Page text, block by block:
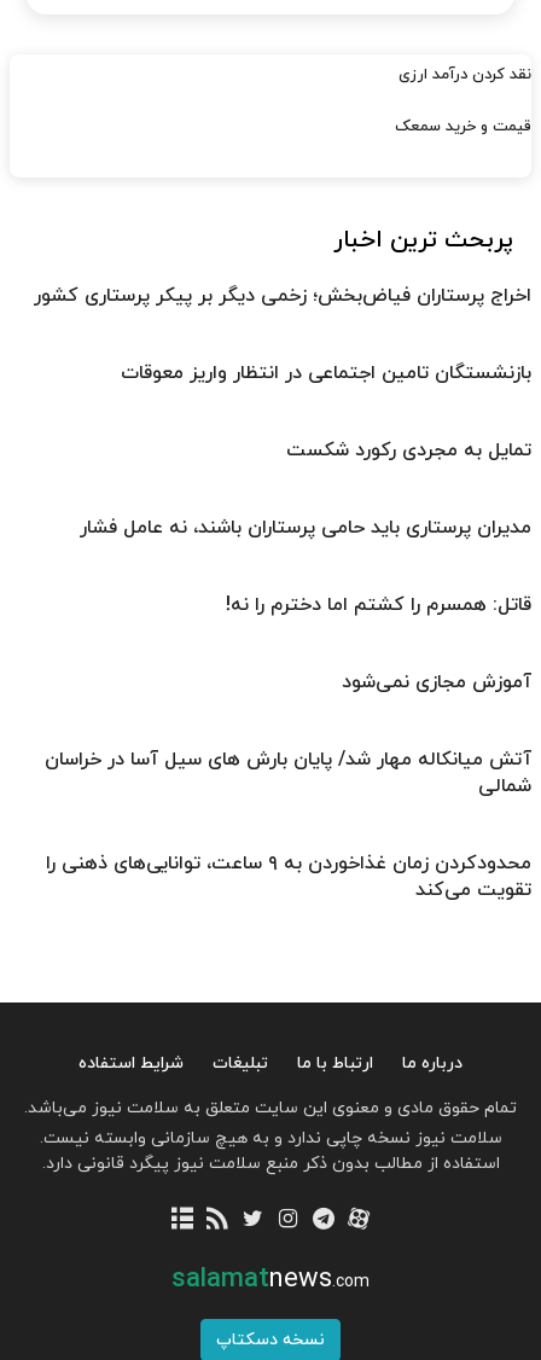
نقد کردن درآمد ارزی
قیمت و خرید سمعک
پربحث ترین اخبار
اخراج پرستاران فیاض‌بخش؛ زخمی دیگر بر پیکر پرستاری کشور
بازنشستگان تامین اجتماعی در انتظار واریز معوقات
تمایل به مجردی رکورد شکست
مدیران پرستاری باید حامی پرستاران باشند، نه عامل فشار
قاتل: همسرم را کشتم اما دخترم را نه!
آموزش مجازی نمی‌شود
آتش میانکاله مهار شد/ پایان بارش های سیل آسا در خراسان
شمالی
محدودکردن زمان غذاخوردن به ۹ ساعت، توانایی‌های ذهنی را
تقویت می‌کند
درباره ما ارتباط با ما تبلیغات
شرایط استفاده
تمام حقوق مادی و معنوی این سایت متعلق به سلامت نیوز می‌باشد.
سلامت نیوز نسخه چاپی ندارد و به هیچ سازمانی وابسته نیست.
استفاده از مطالب بدون ذکر منبع سلامت نیوز پیگرد قانونی دارد.
salamatnews.com
نسخه دسکتاپ